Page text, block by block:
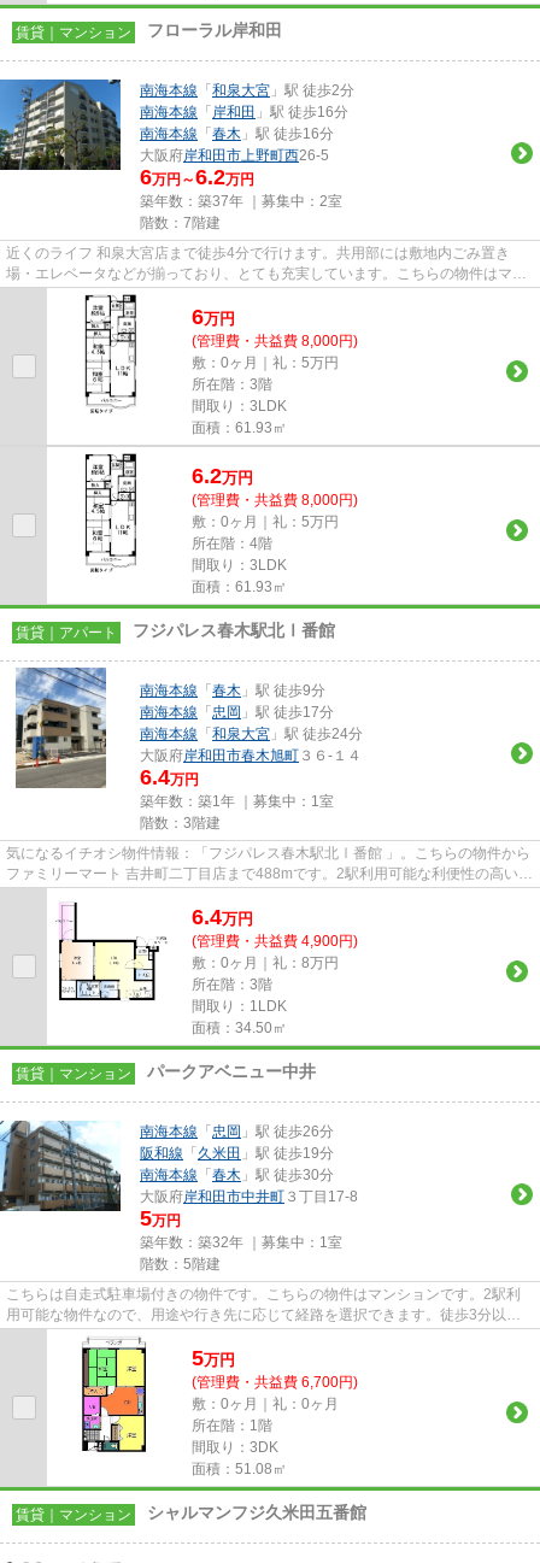
賃貸｜マンション フローラル岸和田
南海本線 「 和泉大宮 」駅 徒歩2分
南海本線 「 岸和田 」駅 徒歩16分
南海本線 「 春木 」駅 徒歩16分
大阪府岸和田市上野町西26-5
6万円～6.2万円
築年数：築37年 ｜募集中： 2室
階数：7階建
近くのライフ 和泉大宮店まで徒歩4分で行けます。共用部には敷地内ごみ置き
場・エレベータなどが揃っており、とても充実しています。こちらの物件はマン
ションです。魅力的な眺めが楽...
6万円
(管理費・共益費 8,000円)
敷：0ヶ月｜礼：5万円
所在階：3階
間取り：3LDK
面積：61.93㎡
6.2万円
(管理費・共益費 8,000円)
敷：0ヶ月｜礼：5万円
所在階：4階
間取り：3LDK
面積：61.93㎡
賃貸｜アパート フジパレス春木駅北Ⅰ番館
南海本線 「 春木 」駅 徒歩9分
南海本線 「 忠岡 」駅 徒歩17分
南海本線 「 和泉大宮 」駅 徒歩24分
大阪府岸和田市春木旭町 ３６-１４
6.4万円
築年数：築1年 ｜募集中： 1室
階数：3階建
気になるイチオシ物件情報：「フジパレス春木駅北Ⅰ番館 」。こちらの物件から
ファミリーマート 吉井町二丁目店まで488mです。2駅利用可能な利便性の高いア
6.4万円
(管理費・共益費 4,900円)
敷：0ヶ月｜礼：8万円
所在階：3階
間取り：1LDK
面積：34.50㎡
賃貸｜マンション パークアベニュー中井
南海本線 「 忠岡 」駅 徒歩26分
阪和線 「 久米田 」駅 徒歩19分
南海本線 「 春木 」駅 徒歩30分
大阪府岸和田市中井町 ３丁目17-8
5万円
築年数：築32年 ｜募集中： 1室
階数：5階建
こちらは自走式駐車場付きの物件です。こちらの物件はマンションです。2駅利
用可能な物件なので、用途や行き先に応じて経路を選択できます。徒歩3分以内
の場所にバス停があり、アクセ...
5万円
(管理費・共益費 6,700円)
敷：0ヶ月｜礼：0ヶ月
所在階：1階
間取り：3DK
面積：51.08㎡
賃貸｜マンション シャルマンフジ久米田五番館